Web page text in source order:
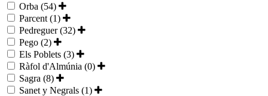
Orba (54)
Parcent (1)
Pedreguer (32)
Pego (2)
Els Poblets (3)
Ràfol d'Almúnia (0)
Sagra (8)
Sanet y Negrals (1)